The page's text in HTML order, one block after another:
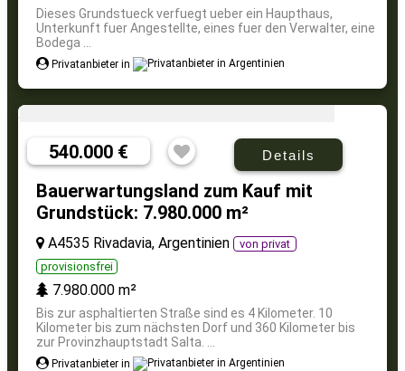
Dieses Grundstueck verfuegt ueber ein Haupthaus,
Unterkunft fuer Angestellte, eines fuer den Verwalter, eine
Bodega ...
Privatanbieter in
540.000 € Details
Bauerwartungsland zum Kauf mit
Grundstück: 7.980.000 m²
A4535 Rivadavia, Argentinien
von privat
provisionsfrei
7.980.000 m²
Bis zur asphaltierten Straße sind es 4 Kilometer. 10
Kilometer bis zum nächsten Dorf und 360 Kilometer bis
zur Provinzhauptstadt Salta. ...
Privatanbieter in